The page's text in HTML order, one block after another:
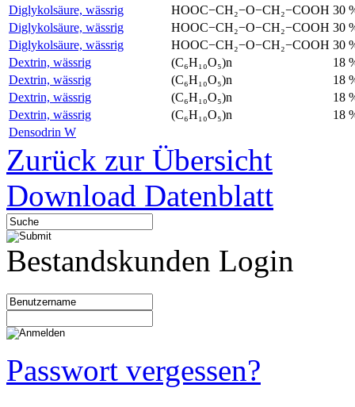
Diglykolsäure, wässrig
HOOC−CH₂−O−CH₂−COOH 30
Diglykolsäure, wässrig
HOOC−CH₂−O−CH₂−COOH 30
Diglykolsäure, wässrig
HOOC−CH₂−O−CH₂−COOH 30
Dextrin, wässrig
(C₆H₁₀O₅)n
18
Dextrin, wässrig
(C₆H₁₀O₅)n
18
Dextrin, wässrig
(C₆H₁₀O₅)n
18
Dextrin, wässrig
(C₆H₁₀O₅)n
18
Densodrin W
Zurück zur Übersicht
Download Datenblatt
Bestandskunden Login
Passwort vergessen?